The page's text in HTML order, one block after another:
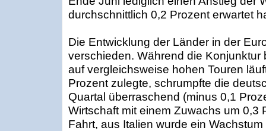
durchschnittlich 0,2 Prozent erwartet
Die Entwicklung der Länder in der
verschieden. Während die
auf vergleichsweise hohen Touren
Prozent zulegte, schrumpfte die
Quartal überraschend (minus 0,1
Wirtschaft mit einem Zuwachs um 0,3
Fahrt, aus Italien wurde ein